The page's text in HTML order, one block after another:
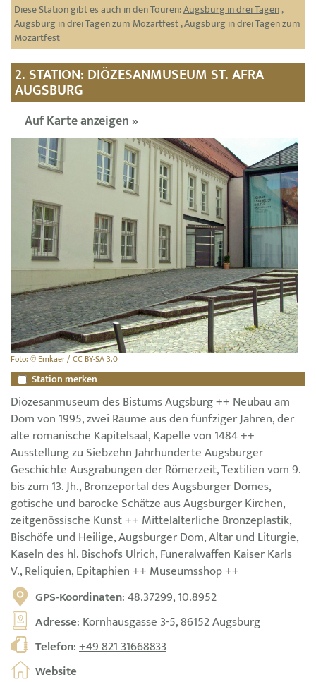
Diese Station gibt es auch in den Touren:Augsburg in drei Tagen,
Augsburg in drei Tagen zum Mozartfest,Augsburg in drei Tagen zum
Mozartfest
2. STATION: DIÖZESANMUSEUM ST. AFRA
AUGSBURG
Auf Karte anzeigen »
Foto: © Emkaer / CC BY-SA 3.0
Station merken
Diözesanmuseum des Bistums Augsburg ++ Neubau am
Dom von 1995, zwei Räume aus den fünfziger Jahren, der
alte romanische Kapitelsaal, Kapelle von 1484 ++
Ausstellung zu Siebzehn Jahrhunderte Augsburger
Geschichte Ausgrabungen der Römerzeit, Textilien vom 9.
bis zum 13. Jh., Bronzeportal des Augsburger Domes,
gotische und barocke Schätze aus Augsburger Kirchen,
zeitgenössische Kunst ++ Mittelalterliche Bronzeplastik,
Bischöfe und Heilige, Augsburger Dom, Altar und Liturgie,
Kaseln des hl. Bischofs Ulrich, Funeralwaffen Kaiser Karls
V., Reliquien, Epitaphien ++ Museumsshop ++
GPS-Koordinaten: 48.37299, 10.8952
Adresse: Kornhausgasse 3-5, 86152 Augsburg
Telefon:+49 821 31668833
Website